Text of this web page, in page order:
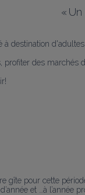
«
destination
profiter des marchés
gîte pour cette
et …à l’année